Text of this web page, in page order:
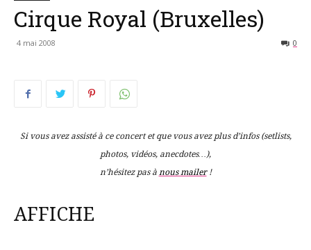
Cirque Royal (Bruxelles)
4 mai 2008 0
Si vous avez assisté à ce concert et que vous avez plus d’infos (setlists,
photos, vidéos, anecdotes…),
n’hésitez pas à nous mailer!
AFFICHE